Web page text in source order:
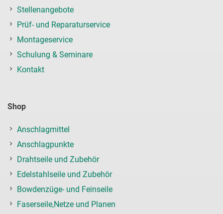
Stellenangebote
Prüf- und Reparaturservice
Montageservice
Schulung & Seminare
Kontakt
Shop
Anschlagmittel
Anschlagpunkte
Drahtseile und Zubehör
Edelstahlseile und Zubehör
Bowdenzüge- und Feinseile
Faserseile,Netze und Planen